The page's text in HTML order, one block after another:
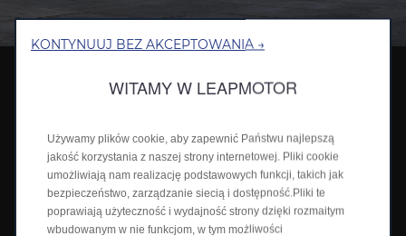
Odkryj B10
Poproś o ofertę
KONTYNUUJ BEZ AKCEPTOWANIA →
WITAMY W LEAPMOTOR
Używamy plików cookie, aby zapewnić Państwu najlepszą
jakość korzystania z naszej strony internetowej. Pliki cookie
umożliwiają nam realizację podstawowych funkcji, takich jak
bezpieczeństwo, zarządzanie siecią i dostępność.Pliki te
poprawiają użyteczność i wydajność strony dzięki rozmaitym
wbudowanym w nie funkcjom, w tym możliwości